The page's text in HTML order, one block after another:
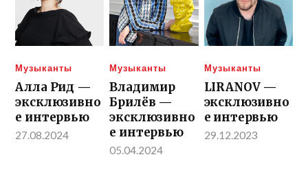
Музыканты
Алла Рид —
эксклюзивно
е интервью
27.08.2024
Музыканты
Владимир
Брилёв —
эксклюзивно
е интервью
05.04.2024
Музыканты
LIRANOV —
эксклюзивно
е интервью
29.12.2023